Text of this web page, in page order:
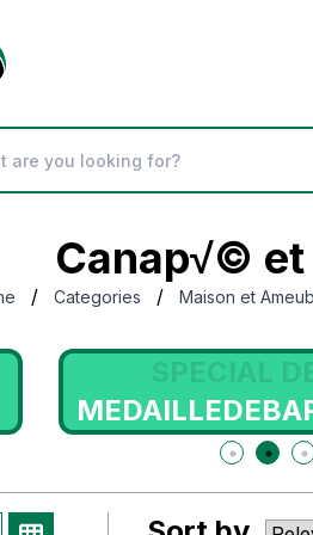
Canap√© et
/ Categories / Maison et